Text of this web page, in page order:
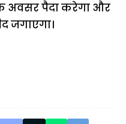
अवसर पैदा करेगा और
जगाएगा।